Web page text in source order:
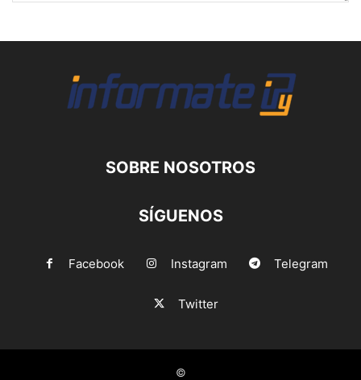
SOBRE NOSOTROS
SÍGUENOS
Facebook Instagram Telegram
Twitter
©